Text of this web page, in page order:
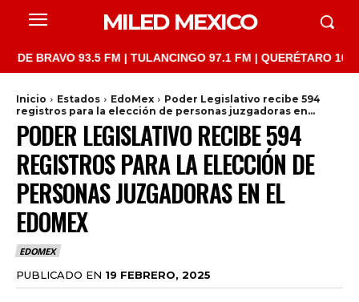
MILED MEXICO
93.5 FM | TULANCINGO 97.1 FM | QUERÉTARO 103.1
Inicio Estados EdoMex
Poder Legislativo recibe 594
registros para la elección de personas juzgadoras en...
PODER LEGISLATIVO RECIBE 594
REGISTROS PARA LA ELECCIÓN DE
PERSONAS JUZGADORAS EN EL
EDOMEX
EDOMEX
PUBLICADO EN 19 FEBRERO, 2025